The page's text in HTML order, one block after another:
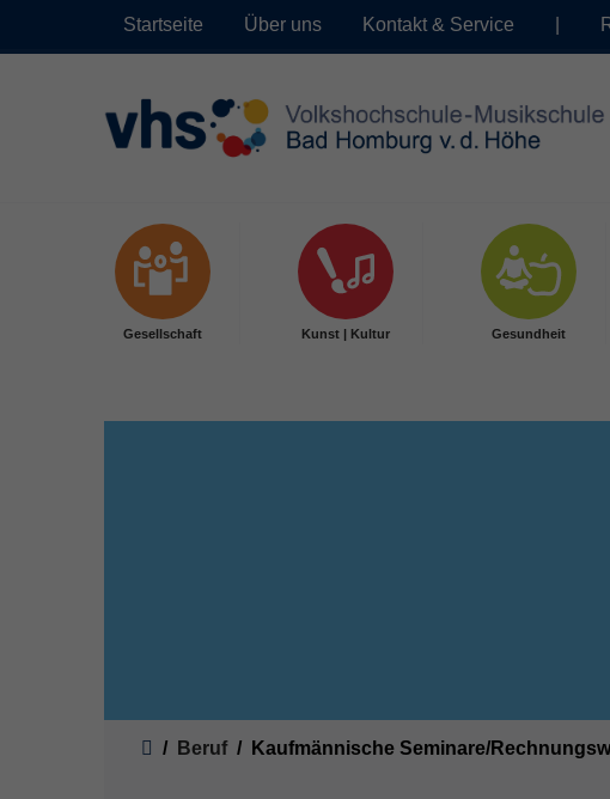
Startseite Über uns Kontakt & Service
Gesellschaft Kunst | Kultur Gesundheit
Beruf Kaufmännische Seminare/